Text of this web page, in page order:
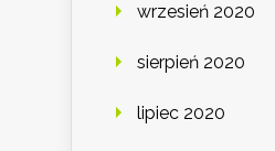
wrzesień 2020
sierpień 2020
lipiec 2020